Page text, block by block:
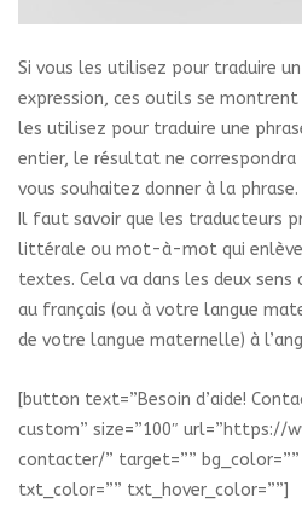
Si vous les utilisez pour traduire
expression, ces outils se
les utilisez pour traduire une
entier, le résultat ne correspondra
vous souhaitez donner à la phrase.
Il faut savoir que les traducteurs
littérale ou mot-à-mot qui enlève
textes. Cela va dans les deux sens
au français (ou à votre langue
de votre langue maternelle) à
[button text=”Besoin d’aide!
custom” size=”100″ url=”https://
contacter/” target=”” bg_color=””
txt_color=”” txt_hover_color=””]